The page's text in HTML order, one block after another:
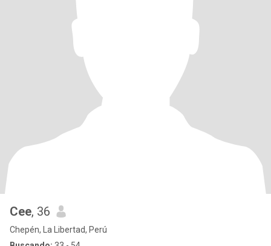
Cee, 36
Chepén, La Libertad, Perú